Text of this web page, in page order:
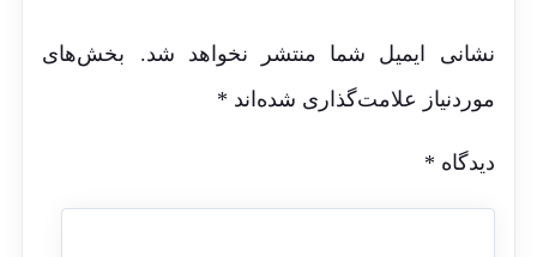
نشانی ایمیل شما منتشر نخواهد شد.
بخش‌های
موردنیاز علامت‌گذاری شده‌اند *
دیدگاه *